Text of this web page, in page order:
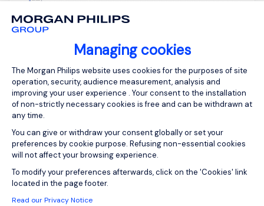
Managing cookies
Consent Management Platform:
The Morgan Philips website uses cookies for the purposes of site
operation, security, audience measurement, analysis and
improving your user experience . Your consent to the installation
of non-strictly necessary cookies is free and can be withdrawn at
any time.
You can give or withdraw your consent globally or set your
preferences by cookie purpose. Refusing non-essential cookies
will not affect your browsing experience.
To modify your preferences afterwards, click on the 'Cookies' link
located in the page footer.
Read our Privacy Notice
View the video
Key Account Manager - Canal Tradicional / CDMX
Objetivo de la posición Buscamos un Key Account
Manager para desarrollar la operación comercial
de distribuidores y partners dentro del canal
tradicional, asegurando crecimiento en ventas,
distribución numérica, visibilidad de portafolio y
excelencia en la e...